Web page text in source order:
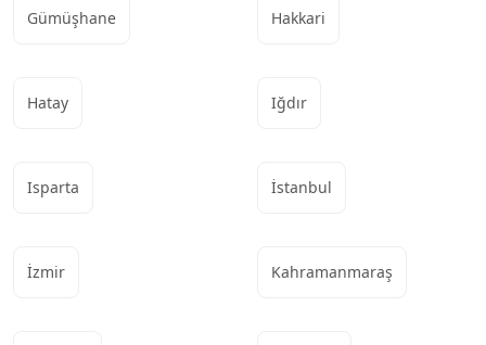
Gümüşhane Hakkari
Hatay Iğdır
Isparta İstanbul
İzmir Kahramanmaraş